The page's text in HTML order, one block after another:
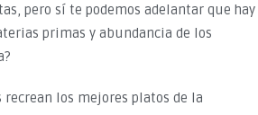
pero sí te podemos adelantar que hay
primas y abundancia de los
los mejores platos de la